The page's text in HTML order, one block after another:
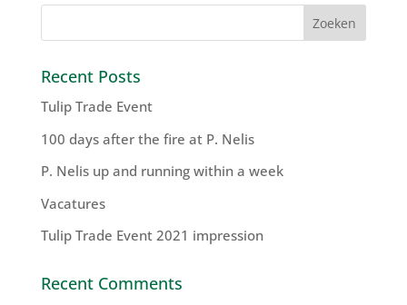
Recent Posts
Tulip Trade Event
100 days after the fire at P. Nelis
P. Nelis up and running within a week
Vacatures
Tulip Trade Event 2021 impression
Recent Comments